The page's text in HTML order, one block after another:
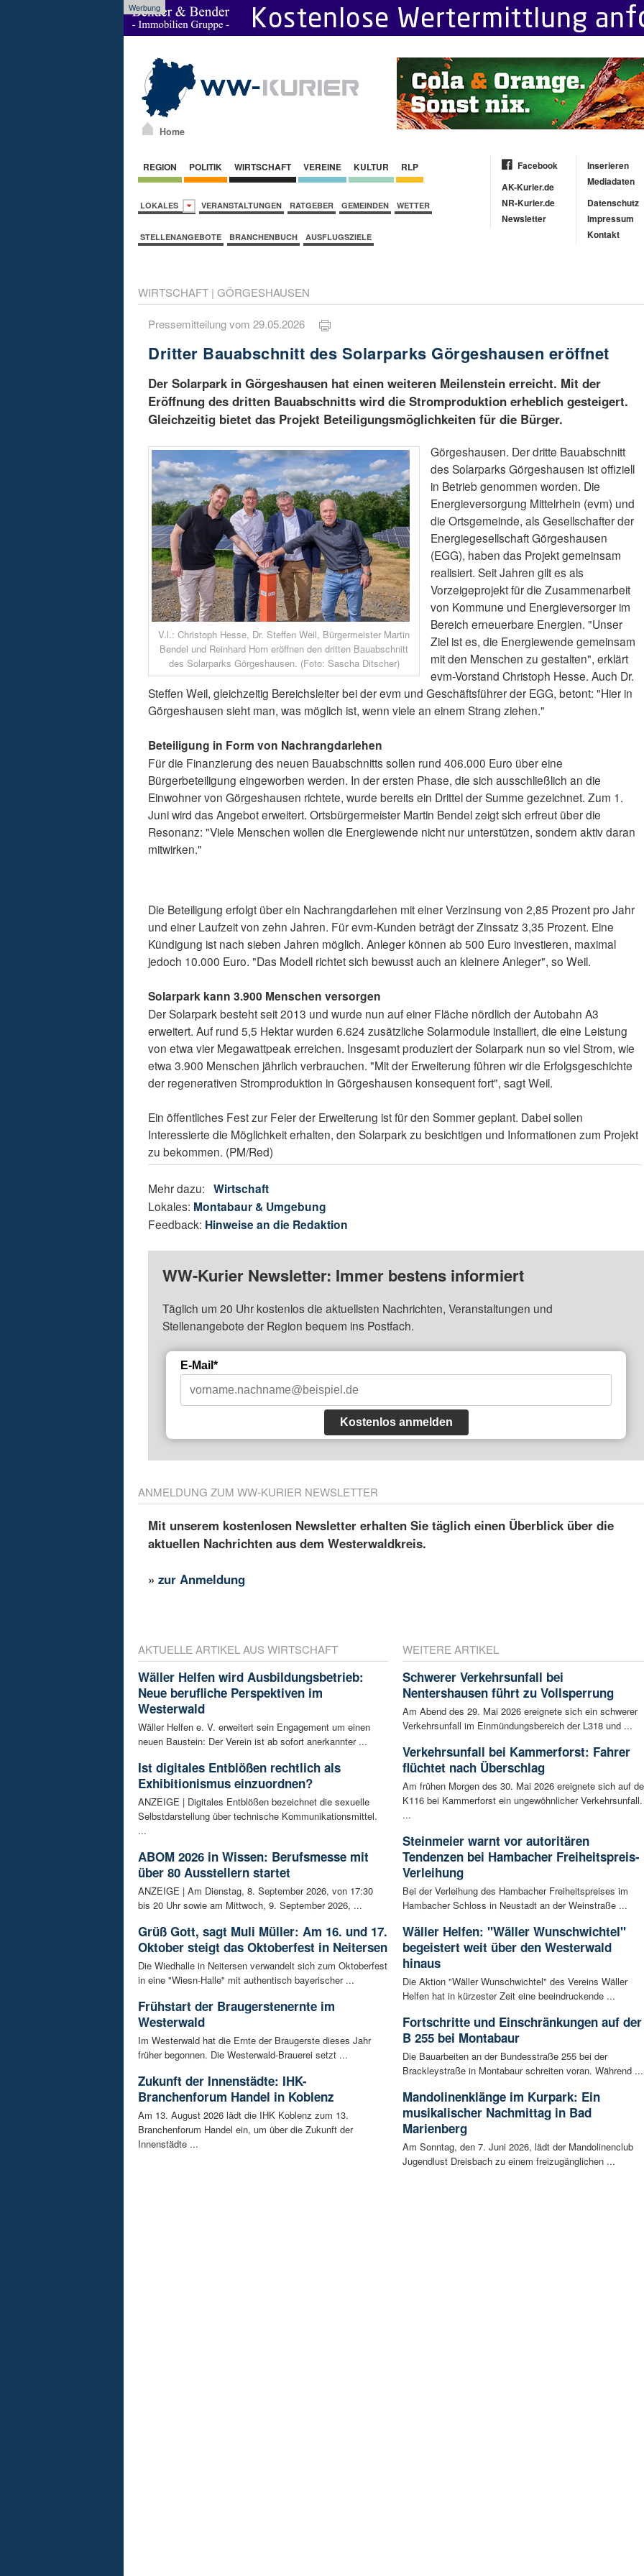
Werbung
Home
REGION POLITIK WIRTSCHAFT VEREINE KULTUR RLP
LOKALES VERANSTALTUNGEN RATGEBER GEMEINDEN WETTER
STELLENANGEBOTE BRANCHENBUCH AUSFLUGSZIELE
Facebook
AK-Kurier.de
NR-Kurier.de
Newsletter
Inserieren
Mediadaten
Datenschutz
Impressum
Kontakt
WIRTSCHAFT | GÖRGESHAUSEN
Pressemitteilung vom 29.05.2026
Dritter Bauabschnitt des Solarparks Görgeshausen eröffnet
Der Solarpark in Görgeshausen hat einen weiteren Meilenstein erreicht. Mit der
Eröffnung des dritten Bauabschnitts wird die Stromproduktion erheblich gesteigert.
Gleichzeitig bietet das Projekt Beteiligungsmöglichkeiten für die Bürger.
V.l.: Christoph Hesse, Dr. Steffen Weil, Bürgermeister Martin
Bendel und Reinhard Horn eröffnen den dritten Bauabschnitt
des Solarparks Görgeshausen. (Foto: Sascha Ditscher)
Görgeshausen. Der dritte Bauabschnitt
des Solarparks Görgeshausen ist offiziell
in Betrieb genommen worden. Die
Energieversorgung Mittelrhein (evm) und
die Ortsgemeinde, als Gesellschafter der
Energiegesellschaft Görgeshausen
(EGG), haben das Projekt gemeinsam
realisiert. Seit Jahren gilt es als
Vorzeigeprojekt für die Zusammenarbeit
von Kommune und Energieversorger im
Bereich erneuerbare Energien. "Unser
Ziel ist es, die Energiewende gemeinsam
mit den Menschen zu gestalten", erklärt
evm-Vorstand Christoph Hesse. Auch Dr.
Steffen Weil, gleichzeitig Bereichsleiter bei der evm und Geschäftsführer der EGG, betont: "Hier in
Görgeshausen sieht man, was möglich ist, wenn viele an einem Strang ziehen."
Beteiligung in Form von Nachrangdarlehen
Für die Finanzierung des neuen Bauabschnitts sollen rund 406.000 Euro über eine
Bürgerbeteiligung eingeworben werden. In der ersten Phase, die sich ausschließlich an die
Einwohner von Görgeshausen richtete, wurde bereits ein Drittel der Summe gezeichnet. Zum 1.
Juni wird das Angebot erweitert. Ortsbürgermeister Martin Bendel zeigt sich erfreut über die
Resonanz: "Viele Menschen wollen die Energiewende nicht nur unterstützen, sondern aktiv daran
mitwirken."
Die Beteiligung erfolgt über ein Nachrangdarlehen mit einer Verzinsung von 2,85 Prozent pro Jahr
und einer Laufzeit von zehn Jahren. Für evm-Kunden beträgt der Zinssatz 3,35 Prozent. Eine
Kündigung ist nach sieben Jahren möglich. Anleger können ab 500 Euro investieren, maximal
jedoch 10.000 Euro. "Das Modell richtet sich bewusst auch an kleinere Anleger", so Weil.
Solarpark kann 3.900 Menschen versorgen
Der Solarpark besteht seit 2013 und wurde nun auf einer Fläche nördlich der Autobahn A3
erweitert. Auf rund 5,5 Hektar wurden 6.624 zusätzliche Solarmodule installiert, die eine Leistung
von etwa vier Megawattpeak erreichen. Insgesamt produziert der Solarpark nun so viel Strom, wie
etwa 3.900 Menschen jährlich verbrauchen. "Mit der Erweiterung führen wir die Erfolgsgeschichte
der regenerativen Stromproduktion in Görgeshausen konsequent fort", sagt Weil.
Ein öffentliches Fest zur Feier der Erweiterung ist für den Sommer geplant. Dabei sollen
Interessierte die Möglichkeit erhalten, den Solarpark zu besichtigen und Informationen zum Projekt
zu bekommen. (PM/Red)
Mehr dazu:Wirtschaft
Lokales: Montabaur & Umgebung
Feedback: Hinweise an die Redaktion
WW-Kurier Newsletter: Immer bestens informiert
Täglich um 20 Uhr kostenlos die aktuellsten Nachrichten, Veranstaltungen und
Stellenangebote der Region bequem ins Postfach.
E-Mail*
Kostenlos anmelden
ANMELDUNG ZUM WW-KURIER NEWSLETTER
Mit unserem kostenlosen Newsletter erhalten Sie täglich einen Überblick über die
aktuellen Nachrichten aus dem Westerwaldkreis.
»zur Anmeldung
AKTUELLE ARTIKEL AUS WIRTSCHAFT
Wäller Helfen wird Ausbildungsbetrieb:
Neue berufliche Perspektiven im
Westerwald
Wäller Helfen e. V. erweitert sein Engagement um einen
neuen Baustein: Der Verein ist ab sofort anerkannter ...
Ist digitales Entblößen rechtlich als
Exhibitionismus einzuordnen?
ANZEIGE | Digitales Entblößen bezeichnet die sexuelle
Selbstdarstellung über technische Kommunikationsmittel.
...
ABOM 2026 in Wissen: Berufsmesse mit
über 80 Ausstellern startet
ANZEIGE | Am Dienstag, 8. September 2026, von 17:30
bis 20 Uhr sowie am Mittwoch, 9. September 2026, ...
Grüß Gott, sagt Muli Müller: Am 16. und 17.
Oktober steigt das Oktoberfest in Neitersen
Die Wiedhalle in Neitersen verwandelt sich zum Oktoberfest
in eine "Wiesn-Halle" mit authentisch bayerischer ...
Frühstart der Braugerstenernte im
Westerwald
Im Westerwald hat die Ernte der Braugerste dieses Jahr
früher begonnen. Die Westerwald-Brauerei setzt ...
Zukunft der Innenstädte: IHK-
Branchenforum Handel in Koblenz
Am 13. August 2026 lädt die IHK Koblenz zum 13.
Branchenforum Handel ein, um über die Zukunft der
Innenstädte ...
WEITERE ARTIKEL
Schwerer Verkehrsunfall bei
Nentershausen führt zu Vollsperrung
Am Abend des 29. Mai 2026 ereignete sich ein schwerer
Verkehrsunfall im Einmündungsbereich der L318 und ...
Verkehrsunfall bei Kammerforst: Fahrer
flüchtet nach Überschlag
Am frühen Morgen des 30. Mai 2026 ereignete sich auf
K116 bei Kammerforst ein ungewöhnlicher Verkehrsunfall.
...
Steinmeier warnt vor autoritären
Tendenzen bei Hambacher Freiheitspreis-
Verleihung
Bei der Verleihung des Hambacher Freiheitspreises im
Hambacher Schloss in Neustadt an der Weinstraße ...
Wäller Helfen: "Wäller Wunschwichtel"
begeistert weit über den Westerwald
hinaus
Die Aktion "Wäller Wunschwichtel" des Vereins Wäller
Helfen hat in kürzester Zeit eine beeindruckende ...
Fortschritte und Einschränkungen auf der
B 255 bei Montabaur
Die Bauarbeiten an der Bundesstraße 255 bei der
Brackleystraße in Montabaur schreiten voran. Während ...
Mandolinenklänge im Kurpark: Ein
musikalischer Nachmittag in Bad
Marienberg
Am Sonntag, den 7. Juni 2026, lädt der Mandolinenclub
Jugendlust Dreisbach zu einem freizugänglichen ...